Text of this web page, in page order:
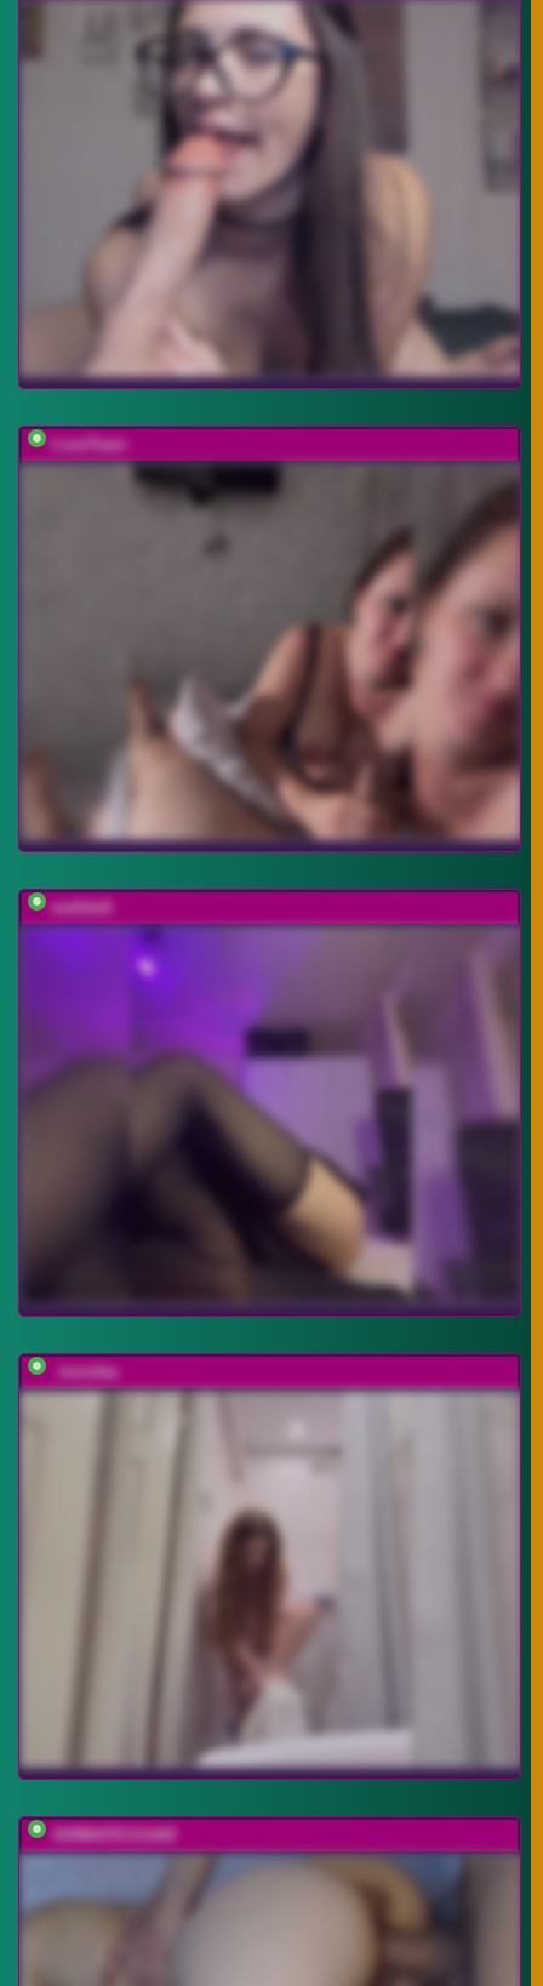
LoveTeam
mefidufi
_lisichka
JORMATESSA69